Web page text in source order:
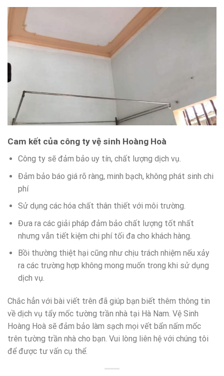
Cam kết của công ty vệ sinh Hoàng Hoà
Công ty sẽ đảm bảo uy tín, chất lượng dịch vụ.
Đảm bảo báo giá rõ ràng, minh bạch, không phát sinh chi
phí
Sử dụng các hóa chất thân thiết với môi trường.
Đưa ra các giải pháp đảm bảo chất lượng tốt nhất
nhưng vẫn tiết kiệm chi phí tối đa cho khách hàng.
Bồi thường thiệt hại cũng như chịu trách nhiệm nếu xảy
ra các trường hợp không mong muốn trong khi sử dụng
dịch vụ.
Chắc hẳn với bài viết trên đã giúp bạn biết thêm thông tin
về dịch vụ tẩy mốc tường trần nhà tại Hà Nam. Vệ Sinh
Hoàng Hoà sẽ đảm bảo làm sạch mọi vết bẩn nấm mốc
trên tường trần nhà cho bạn. Vui lòng liên hệ với chúng tôi
để được tư vấn cụ thể.